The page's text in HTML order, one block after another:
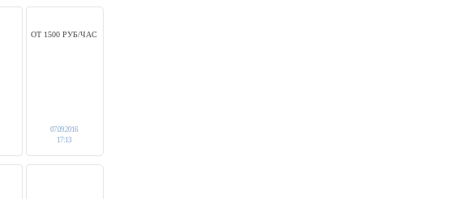
ОТ 1500 РУБ/ЧАС
07.09.2016
17:13